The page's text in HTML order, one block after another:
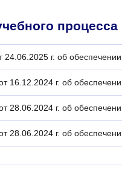
процесса
г. об
16.12.2024 г. об
28.06.2024 г. об
28.06.2024 г. об